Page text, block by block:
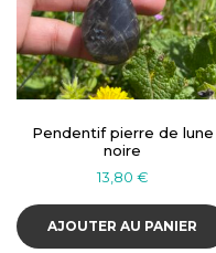
Pendentif pierre de lune
noire
13,80 €
AJOUTER AU PANIER